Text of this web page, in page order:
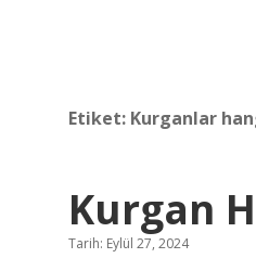
Etiket: Kurganlar
Kurgan
Tarih: Eylül 27, 2024